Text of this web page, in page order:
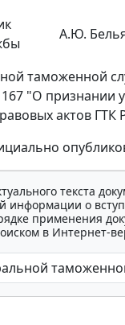
А.Ю.
таможенной
167 "О признании
актов ГТК
текста
информации о
применения
в Интернет-